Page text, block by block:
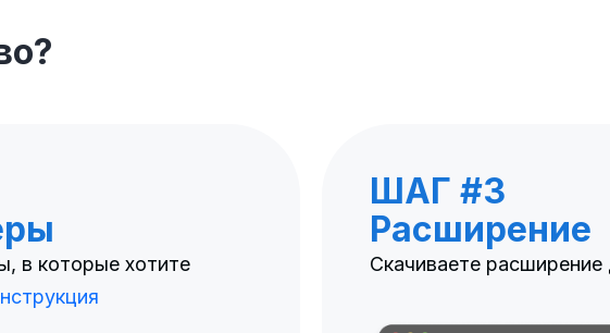
в которые хотите
ШАГ #3
Расширение
Скачиваете